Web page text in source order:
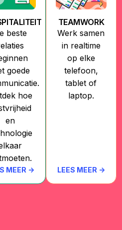
beste
goede
hoe
en
MEER ->
TEAMWORK
Werk samen
in realtime
op elke
telefoon,
tablet of
laptop.
LEES MEER ->